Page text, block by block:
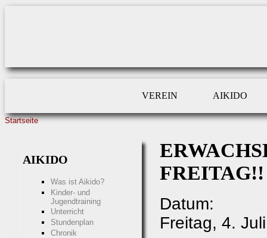
VEREIN AIKIDO
Startseite
FREITAG!!
Datum:
Freitag, 4.
AIKIDO
Was ist Aikido?
Kinder- und
Jugendtraining
Unterricht
Stundenplan
Chronik